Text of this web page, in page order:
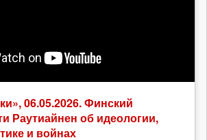
06.05.2026. Финский
Раутиайнен об идеологии,
и войнах